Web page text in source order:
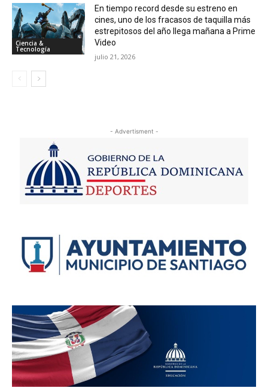
Ciencia &
Tecnología
En tiempo record desde su estreno en
cines, uno de los fracasos de taquilla más
estrepitosos del año llega mañana a Prime
Video
julio 21, 2026
- Advertisment -